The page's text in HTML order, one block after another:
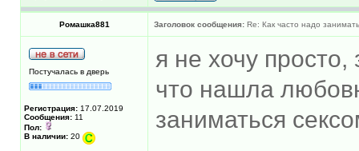
Ромашка881 Заголовок сообщения: Re: Как часто надо
Постучалась в дверь
Регистрация: 17.07.2019
Сообщения: 11
Пол:
В наличии: 20
я не хочу
что нашла
заниматься